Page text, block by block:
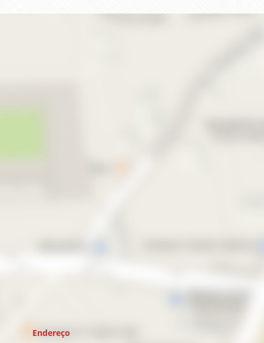
Endereço